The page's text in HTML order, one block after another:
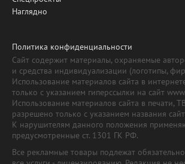
Наглядно
Политика конфиденциальности
Сайт содержит материалы, охраняемые
и средства индивидуализации (логотипы,
Использование материалов сайта в
только с указанием гиперссылки на сайт
Использование материалов сайта в печати,
разрешено только с указанием названия
К нарушителям данного положения
предусмотренные ст. 1301 ГК РФ.
Все рекламные товары подлежат